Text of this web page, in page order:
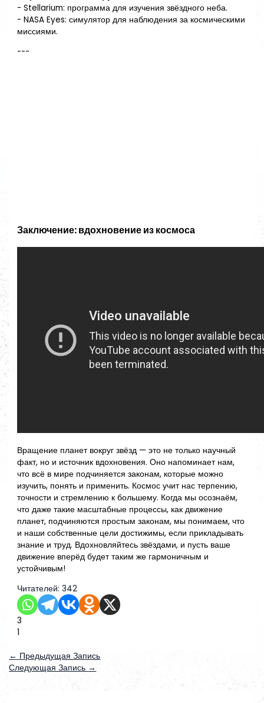
- Stellarium: программа для изучения звёздного неба.
- NASA Eyes: симулятор для наблюдения за космическими
миссиями.
---
Заключение: вдохновение из космоса
Вращение планет вокруг звёзд — это не только научный
факт, но и источник вдохновения. Оно напоминает нам,
что всё в мире подчиняется законам, которые можно
изучить, понять и применить. Космос учит нас терпению,
точности и стремлению к большему. Когда мы осознаём,
что даже такие масштабные процессы, как движение
планет, подчиняются простым законам, мы понимаем, что
и наши собственные цели достижимы, если прикладывать
знание и труд. Вдохновляйтесь звёздами, и пусть ваше
движение вперёд будет таким же гармоничным и
устойчивым!
Читателей: 342
3
1
← Предыдущая Запись
Следующая Запись →